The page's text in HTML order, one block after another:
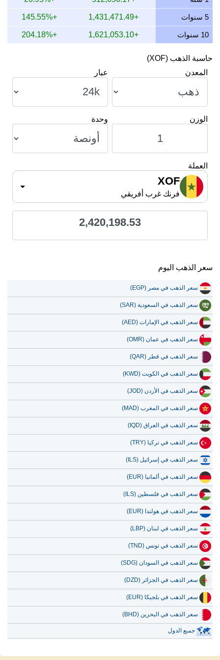
8 يوليو 2026 2,335,082.10
75,072.89
68,766.77 5 سنوات +1,431,471.49
+145.55%
10 سنوات +1,621,053.10
+204.18%
حاسبة الذهب (XOF)
المعدن
عيار
الوزن وحدة
العملة
XOF
فرنك غرب أفريقي
2,420,198.53
سعر الذهب اليوم
سعر الذهب في مصر (EGP)
سعر الذهب في السعودية (SAR)
سعر الذهب في الإمارات (AED)
سعر الذهب في عمان (OMR)
سعر الذهب في قطر (QAR)
سعر الذهب في الكويت (KWD)
سعر الذهب في الأردن (JOD)
سعر الذهب في المغرب (MAD)
سعر الذهب في العراق (IQD)
سعر الذهب في تركيا (TRY)
سعر الذهب في إسرائيل (ILS)
سعر الذهب في ألمانيا (EUR)
سعر الذهب في فلسطين (ILS)
سعر الذهب في هولندا (EUR)
سعر الذهب في لبنان (LBP)
سعر الذهب في تونس (TND)
سعر الذهب في السودان (SDG)
سعر الذهب في الجزائر (DZD)
سعر الذهب في بلجيكا (EUR)
سعر الذهب في البحرين (BHD)
جميع الدول